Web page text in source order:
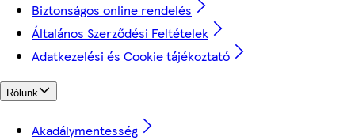
Biztonságos online rendelés
Általános Szerződési Feltételek
Adatkezelési és Cookie tájékoztató
Rólunk
Akadálymentesség